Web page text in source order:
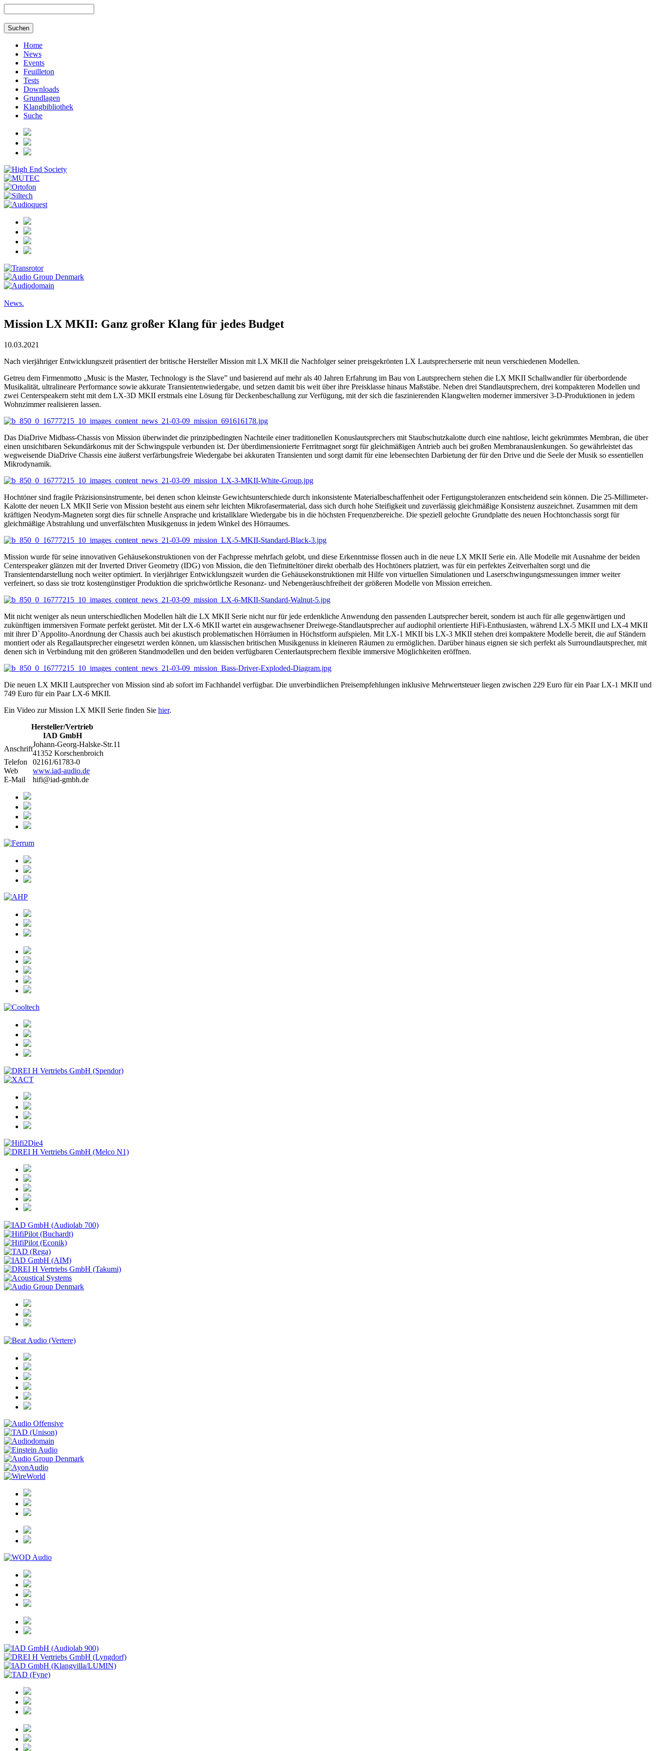
Home
News
Events
Feuilleton
Tests
Downloads
Grundlagen
Klangbibliothek
Suche
News.
Mission LX MKII: Ganz großer Klang für jedes Budget
10.03.2021
Nach vierjähriger Entwicklungszeit präsentiert der britische Hersteller Mission mit LX MKII die Nachfolger seiner preisgekrönten LX Lautsprecherserie mit neun verschiedenen Modellen.
Getreu dem Firmenmotto „Music is the Master, Technology is the Slave” und basierend auf mehr als 40 Jahren Erfahrung im Bau von Lautsprechern stehen die LX MKII Schallwandler für überbordende
Musikalität, ultralineare Performance sowie akkurate Transientenwiedergabe, und setzen damit bis weit über ihre Preisklasse hinaus Maßstäbe. Neben drei Standlautsprechern, drei kompakteren Modellen und
zwei Centerspeakern steht mit dem LX-3D MKII erstmals eine Lösung für Deckenbeschallung zur Verfügung, mit der sich die faszinierenden Klangwelten moderner immersiver 3-D-Produktionen in jedem
Wohnzimmer realisieren lassen.
Das DiaDrive Midbass-Chassis von Mission überwindet die prinzipbedingten Nachteile einer traditionellen Konuslautsprechers mit Staubschutzkalotte durch eine nahtlose, leicht gekrümmtes Membran, die über
einen unsichtbaren Sekundärkonus mit der Schwingspule verbunden ist. Der überdimensionierte Ferritmagnet sorgt für gleichmäßigen Antrieb auch bei großen Membranauslenkungen. So gewährleistet das
wegweisende DiaDrive Chassis eine äußerst verfärbungsfreie Wiedergabe bei akkuraten Transienten und sorgt damit für eine lebensechten Darbietung der für den Drive und die Seele der Musik so essentiellen
Mikrodynamik.
Hochtöner sind fragile Präzisionsinstrumente, bei denen schon kleinste Gewichtsunterschiede durch inkonsistente Materialbeschaffenheit oder Fertigungstoleranzen entscheidend sein können. Die 25-Millimeter-
Kalotte der neuen LX MKII Serie von Mission besteht aus einem sehr leichten Mikrofasermaterial, dass sich durch hohe Steifigkeit und zuverlässig gleichmäßige Konsistenz auszeichnet. Zusammen mit dem
kräftigen Neodym-Magneten sorgt dies für schnelle Ansprache und kristallklare Wiedergabe bis in die höchsten Frequenzbereiche. Die speziell gelochte Grundplatte des neuen Hochtonchassis sorgt für
gleichmäßige Abstrahlung und unverfälschten Musikgenuss in jedem Winkel des Hörraumes.
Mission wurde für seine innovativen Gehäusekonstruktionen von der Fachpresse mehrfach gelobt, und diese Erkenntnisse flossen auch in die neue LX MKII Serie ein. Alle Modelle mit Ausnahme der beiden
Centerspeaker glänzen mit der Inverted Driver Geometry (IDG) von Mission, die den Tiefmitteltöner direkt oberhalb des Hochtöners platziert, was für ein perfektes Zeitverhalten sorgt und die
Transientendarstellung noch weiter optimiert. In vierjähriger Entwicklungszeit wurden die Gehäusekonstruktionen mit Hilfe von virtuellen Simulationen und Laserschwingungsmessungen immer weiter
verfeinert, so dass sie trotz kostengünstiger Produktion die sprichwörtliche Resonanz- und Nebengeräuschfreiheit der größeren Modelle von Mission erreichen.
Mit nicht weniger als neun unterschiedlichen Modellen hält die LX MKII Serie nicht nur für jede erdenkliche Anwendung den passenden Lautsprecher bereit, sondern ist auch für alle gegenwärtigen und
zukünftigen immersiven Formate perfekt gerüstet. Mit der LX-6 MKII wartet ein ausgewachsener Dreiwege-Standlautsprecher auf audiophil orientierte HiFi-Enthusiasten, während LX-5 MKII und LX-4 MKII
mit ihrer D`Appolito-Anordnung der Chassis auch bei akustisch problematischen Hörräumen in Höchstform aufspielen. Mit LX-1 MKII bis LX-3 MKII stehen drei kompaktere Modelle bereit, die auf Ständern
montiert oder als Regallautsprecher eingesetzt werden können, um klassischen britischen Musikgenuss in kleineren Räumen zu ermöglichen. Darüber hinaus eignen sie sich perfekt als Surroundlautsprecher, mit
denen sich in Verbindung mit den größeren Standmodellen und den beiden verfügbaren Centerlautsprechern flexible immersive Möglichkeiten eröffnen.
Die neuen LX MKII Lautsprecher von Mission sind ab sofort im Fachhandel verfügbar. Die unverbindlichen Preisempfehlungen inklusive Mehrwertsteuer liegen zwischen 229 Euro für ein Paar LX-1 MKII und
749 Euro für ein Paar LX-6 MKII.
Ein Video zur Mission LX MKII Serie finden Sie hier.
Hersteller/Vertrieb
IAD GmbH
Anschrift
Johann-Georg-Halske-Str.11
41352 Korschenbroich
Telefon
02161/61783-0
Web
www.iad-audio.de
E-Mail
hifi@iad-gmbh.de